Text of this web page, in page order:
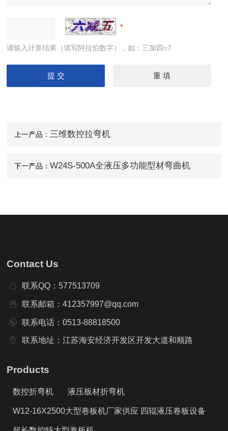
请输入计算结果（填写阿拉伯数字），如：三加四=7
上一产品： 三维数控拉弯机
下一产品： W24S-500A全液压多功能型材弯曲机
Contact Us
联系QQ：577513709
联系邮箱：412357997@qq.com
联系电话：0513-88818500
联系地址：江苏海安经济开发区开发大道和顺路
Products
数控折弯机 液压板材折弯机
W12-16X2500大型卷板机厂家供应 四辊液压卷板设备